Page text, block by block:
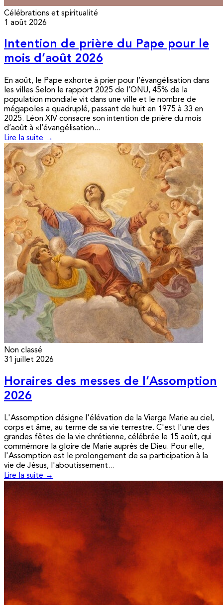
Célébrations et spiritualité
1 août 2026
Intention de prière du Pape pour le
mois d’août 2026
En août, le Pape exhorte à prier pour l’évangélisation dans
les villes Selon le rapport 2025 de l’ONU, 45% de la
population mondiale vit dans une ville et le nombre de
mégapoles a quadruplé, passant de huit en 1975 à 33 en
2025. Léon XIV consacre son intention de prière du mois
d’août à «l’évangélisation...
Lire la suite →
Non classé
31 juillet 2026
Horaires des messes de l’Assomption
2026
L'Assomption désigne l'élévation de la Vierge Marie au ciel,
corps et âme, au terme de sa vie terrestre. C'est l'une des
grandes fêtes de la vie chrétienne, célébrée le 15 août, qui
commémore la gloire de Marie auprès de Dieu. Pour elle,
l'Assomption est le prolongement de sa participation à la
vie de Jésus, l'aboutissement...
Lire la suite →